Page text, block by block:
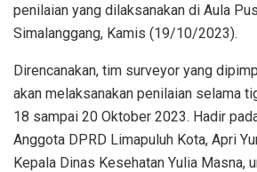
penilaian yang dilaksanakan di Aula
Simalanggang, Kamis (19/10/2023).
Direncanakan, tim surveyor yang
akan melaksanakan penilaian selama
18 sampai 20 Oktober 2023. Hadir
Anggota DPRD Limapuluh Kota, Apri
Kepala Dinas Kesehatan Yulia Masna,